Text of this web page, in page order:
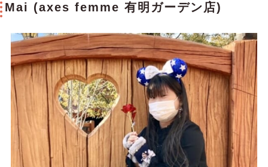
Mai (axes femme 有明ガーデン店)